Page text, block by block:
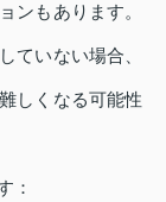
ンもあります。
ていない場合、
しくなる可能性
：